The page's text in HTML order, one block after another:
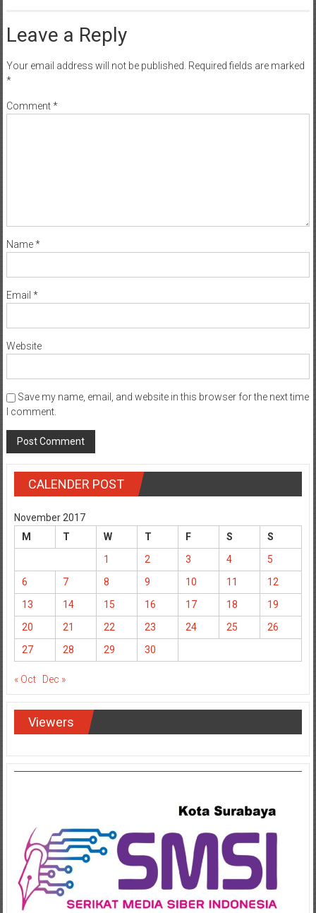
Leave a Reply
Your email address will not be published.
Save my name, email, and website in this browser for the next time
CALENDER POST
November 2017
M
T W T F S
S
1
2 3 4
5
6
7 8 9 10 11
12
13
14 15 16 17 18
19
20
21 22 23 24 25
26
27
28 29 30
« Oct Dec »
Viewers